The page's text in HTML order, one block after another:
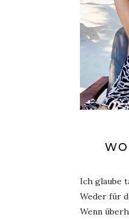
Ich glaube
Weder für
Wenn